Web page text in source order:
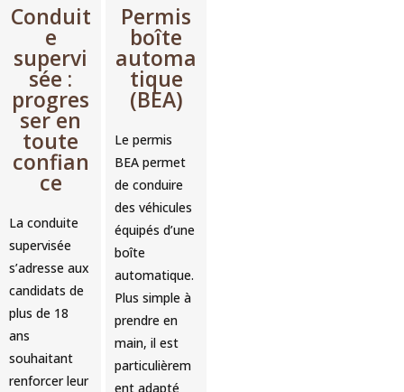
Conduit
e
supervi
sée :
progres
ser en
toute
confian
ce
La conduite
supervisée
s’adresse aux
candidats de
plus de 18
ans
souhaitant
renforcer leur
Permis
boîte
automa
tique
(BEA)
Le permis
BEA permet
de conduire
des véhicules
équipés d’une
boîte
automatique.
Plus simple à
prendre en
main, il est
particulièrem
ent adapté